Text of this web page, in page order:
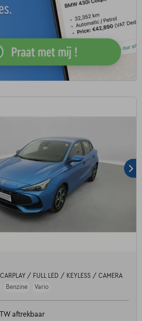
/ FULL LED / KEYLESS / CAMERA
Benzine Vario
aftrekbaar